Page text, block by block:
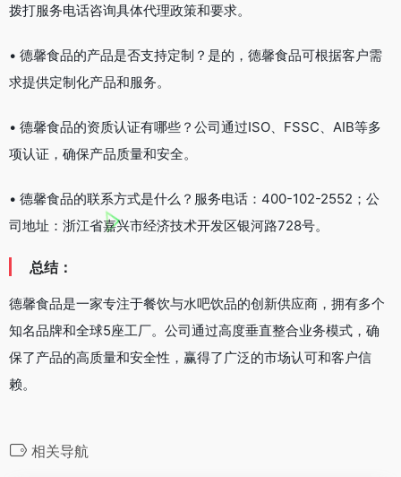
拨打服务电话咨询具体代理政策和要求。
• 德馨食品的产品是否支持定制？是的，德馨食品可根据客户需
求提供定制化产品和服务。
• 德馨食品的资质认证有哪些？公司通过ISO、FSSC、AIB等多
项认证，确保产品质量和安全。
• 德馨食品的联系方式是什么？服务电话：400-102-2552；公
司地址：浙江省嘉兴市经济技术开发区银河路728号。
总结：
德馨食品是一家专注于餐饮与水吧饮品的创新供应商，拥有多个
知名品牌和全球5座工厂。公司通过高度垂直整合业务模式，确
保了产品的高质量和安全性，赢得了广泛的市场认可和客户信
赖。
相关导航